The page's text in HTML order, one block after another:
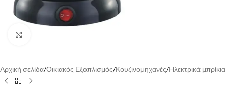
Αρχική σελίδα/Οικιακός Εξοπλισμός/Κουζινομηχανές/Ηλεκτρικά μπρίκια